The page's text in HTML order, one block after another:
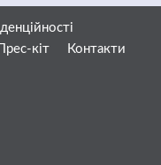
Прес-кіт
Контакти